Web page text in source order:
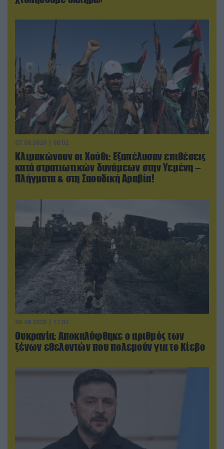
07.08.2026 | 08:02
Κλιμακώνουν οι Χούθι: Eξαπέλυσαν επιθέσεις
κατά στρατιωτικών δυνάμεων στην Υεμένη –
Πλήγματα & στη Σαουδική Αραβία!
06.08.2026 | 17:02
Ουκρανία: Αποκαλύφθηκε ο αριθμός των
ξένων εθελοντών που πολεμούν για το Κίεβο